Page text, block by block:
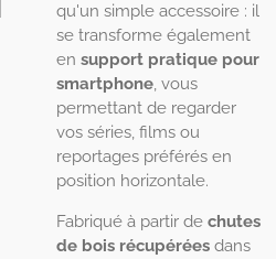
qu'un simple accessoire : il
se transforme également
en support pratique pour
smartphone, vous
permettant de regarder
vos séries, films ou
reportages préférés en
position horizontale.
Fabriqué à partir de chutes
de bois récupérées dans